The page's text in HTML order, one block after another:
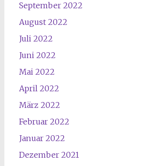
September 2022
August 2022
Juli 2022
Juni 2022
Mai 2022
April 2022
März 2022
Februar 2022
Januar 2022
Dezember 2021